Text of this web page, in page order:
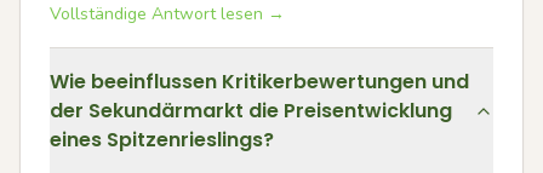
Vollständige Antwort lesen →
Wie beeinflussen Kritikerbewertungen und
der Sekundärmarkt die Preisentwicklung
eines Spitzenrieslings?